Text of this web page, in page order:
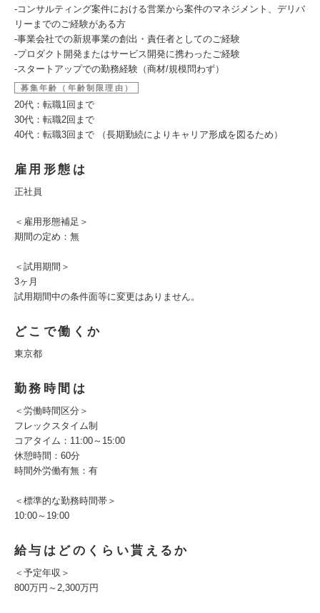
-コンサルティング案件における営業から案件のマネジメント、デリバ
リーまでのご経験がある方
-事業会社での新規事業の創出・責任者としてのご経験
-プロダクト開発またはサービス開発に携わったご経験
-スタートアップでの勤務経験（商材/規模問わず）
募集年齢（年齢制限理由）
20代：転職1回まで
30代：転職2回まで
40代：転職3回まで （長期勤続によりキャリア形成を図るため）
雇用形態は
正社員
＜雇用形態補足＞
期間の定め：無
＜試用期間＞
3ヶ月
試用期間中の条件面等に変更はありません。
どこで働くか
東京都
勤務時間は
＜労働時間区分＞
フレックスタイム制
コアタイム：11:00～15:00
休憩時間：60分
時間外労働有無：有
＜標準的な勤務時間帯＞
10:00～19:00
給与はどのくらい貰えるか
＜予定年収＞
800万円～2,300万円